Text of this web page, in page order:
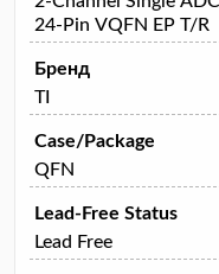
24-Pin VQFN EP T/R
Бренд
TI
Case/Package
QFN
Lead-Free Status
Lead Free